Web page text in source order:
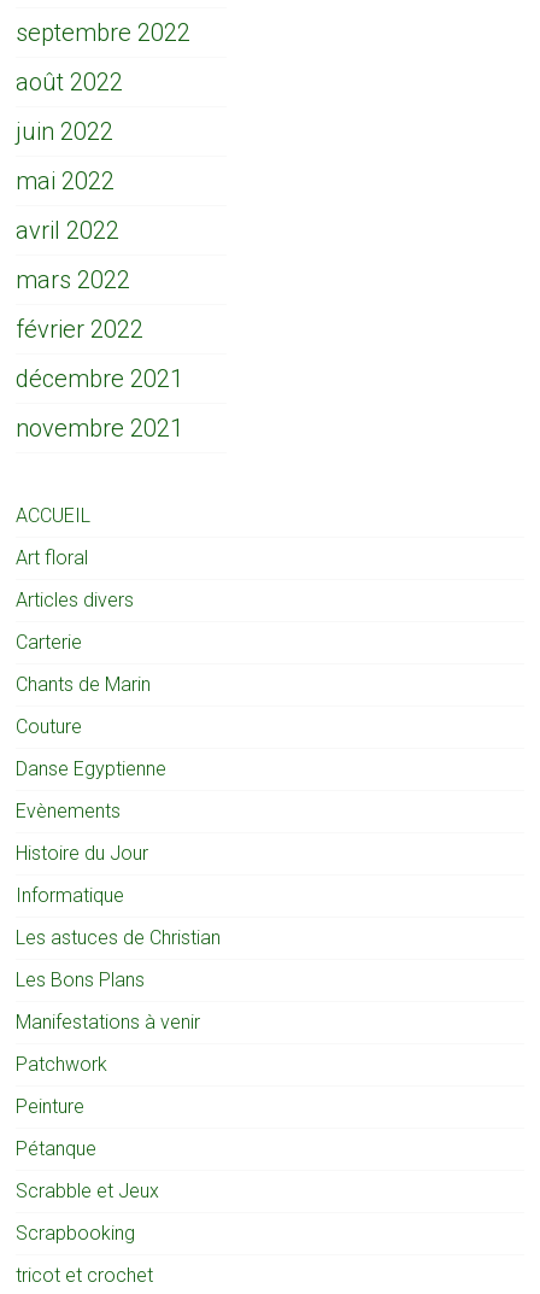
septembre 2022
août 2022
juin 2022
mai 2022
avril 2022
mars 2022
février 2022
décembre 2021
novembre 2021
ACCUEIL
Art floral
Articles divers
Carterie
Chants de Marin
Couture
Danse Egyptienne
Evènements
Histoire du Jour
Informatique
Les astuces de Christian
Les Bons Plans
Manifestations à venir
Patchwork
Peinture
Pétanque
Scrabble et Jeux
Scrapbooking
tricot et crochet